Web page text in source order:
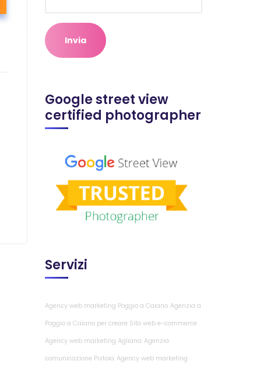
Google street view
certified photographer
Servizi
Agency web marketing Poggio a Caiano Agenzia a
Poggio a Caiano per creare Sito web e-commerce
Agency web marketing Agliana Agenzia
comunicazione Pistoia Agency web marketing